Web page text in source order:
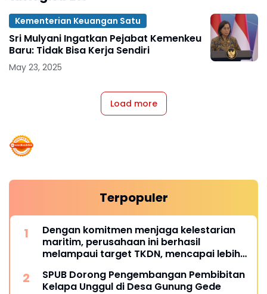
Kementerian Keuangan Satu
Sri Mulyani Ingatkan Pejabat Kemenkeu
Baru: Tidak Bisa Kerja Sendiri
May 23, 2025
Load more
Terpopuler
Dengan komitmen menjaga kelestarian
maritim, perusahaan ini berhasil
melampaui target TKDN, mencapai lebih
SPUB Dorong Pengembangan Pembibitan
Kelapa Unggul di Desa Gunung Gede